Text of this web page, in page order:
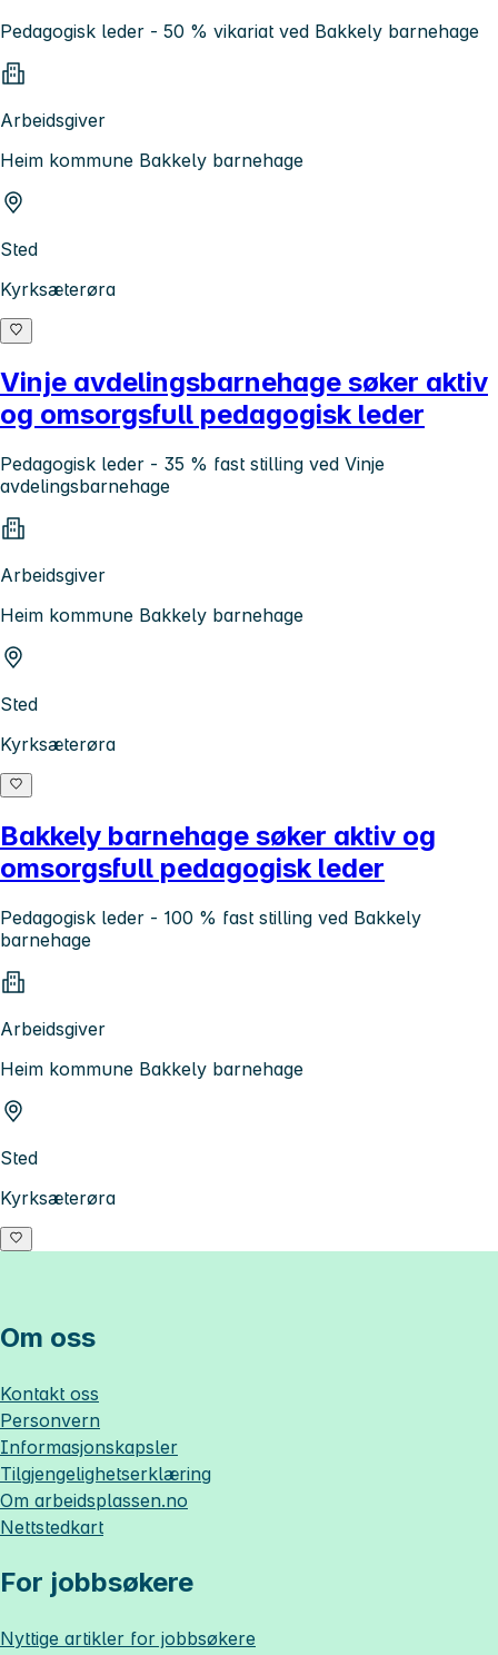
Pedagogisk leder - 50 % vikariat ved Bakkely barnehage
Arbeidsgiver
Heim kommune Bakkely barnehage
Sted
Kyrksæterøra
Vinje avdelingsbarnehage søker aktiv
og omsorgsfull pedagogisk leder
Pedagogisk leder - 35 % fast stilling ved Vinje
avdelingsbarnehage
Arbeidsgiver
Heim kommune Bakkely barnehage
Sted
Kyrksæterøra
Bakkely barnehage søker aktiv og
omsorgsfull pedagogisk leder
Pedagogisk leder - 100 % fast stilling ved Bakkely
barnehage
Arbeidsgiver
Heim kommune Bakkely barnehage
Sted
Kyrksæterøra
Om oss
Kontakt oss
Personvern
Informasjonskapsler
Tilgjengelighetserklæring
Om arbeidsplassen.no
Nettstedkart
For jobbsøkere
Nyttige artikler for jobbsøkere